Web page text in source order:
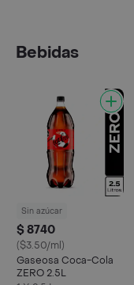
Bebidas
Sin azúcar
$ 8740
($3.50/ml)
Gaseosa Coca-Cola
ZERO 2.5L